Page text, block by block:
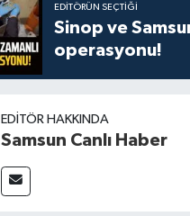
EDITÖRÜN SEÇTIĞI
Sinop ve
operasyonu!
EDITÖR HAKKINDA
Samsun Canlı Haber